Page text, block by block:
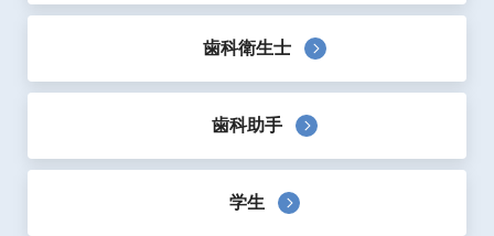
スポンジールは、マッシュルームから抽出・精製された特
許取得の植物性キトサン 100% で構成された製品です。従
の動物性たんぱく質を一切含みません。この植物性へのこ
だわりにより、安定した品質と甲殻類アレルギーのリスク
歯科衛生士
歯科助手
学生